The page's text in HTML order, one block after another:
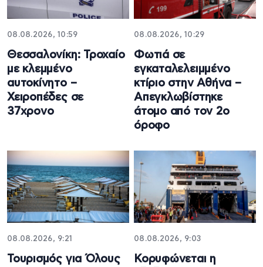
08.08.2026, 10:59
Θεσσαλονίκη: Τροχαίο
με κλεμμένο
αυτοκίνητο –
Χειροπέδες σε
37χρονο
08.08.2026, 10:29
Φωτιά σε
εγκαταλελειμμένο
κτίριο στην Αθήνα –
Απεγκλωβίστηκε
άτομο από τον 2ο
όροφο
08.08.2026, 9:21
Τουρισμός για Όλους
08.08.2026, 9:03
Κορυφώνεται η